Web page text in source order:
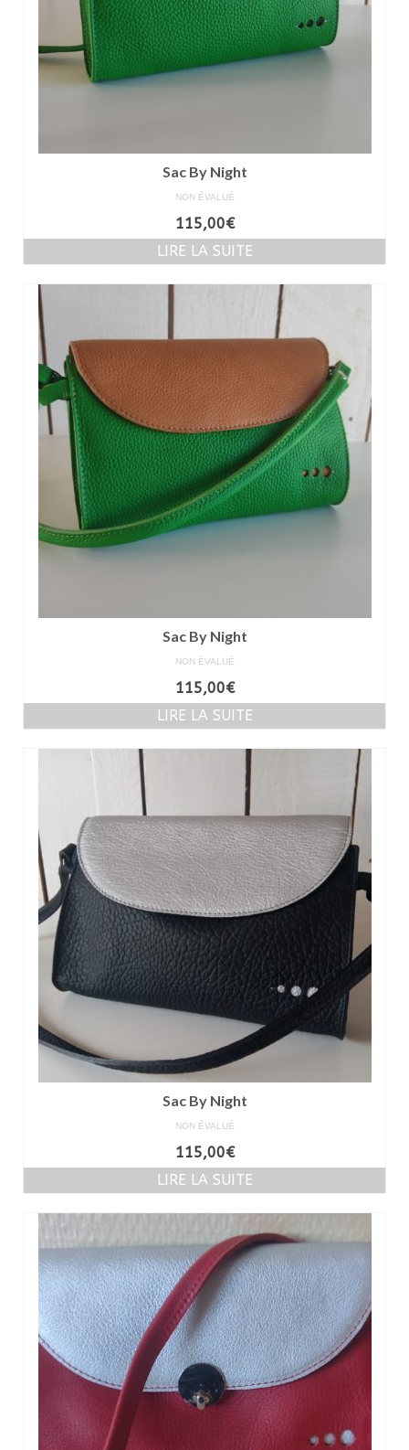
Sac By Night
NON ÉVALUÉ
115,00€
LIRE LA SUITE
Sac By Night
NON ÉVALUÉ
115,00€
LIRE LA SUITE
Sac By Night
NON ÉVALUÉ
115,00€
LIRE LA SUITE